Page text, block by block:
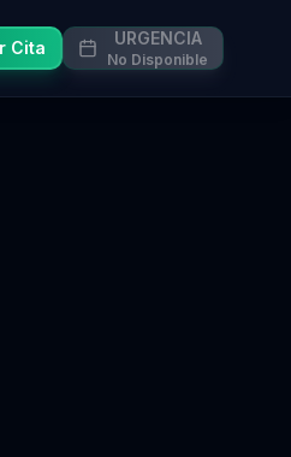
Cita URGENCIA
No Disponible